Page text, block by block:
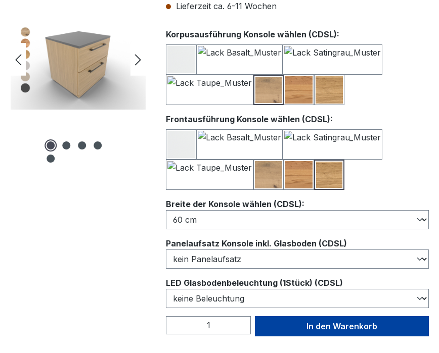
Lieferzeit ca. 6-11 Wochen
Korpusausführung Konsole wählen (CDSL):
BalkeneicheKernbucheWildeiche
Frontausführung Konsole wählen (CDSL):
BalkeneicheKernbucheWildeiche
Breite der Konsole wählen (CDSL):
Panelaufsatz Konsole inkl. Glasboden (CDSL)
LED Glasbodenbeleuchtung (1Stück) (CDSL)
Produkt Anzahl: Gib den gewünschten Wert
In den Warenkorb